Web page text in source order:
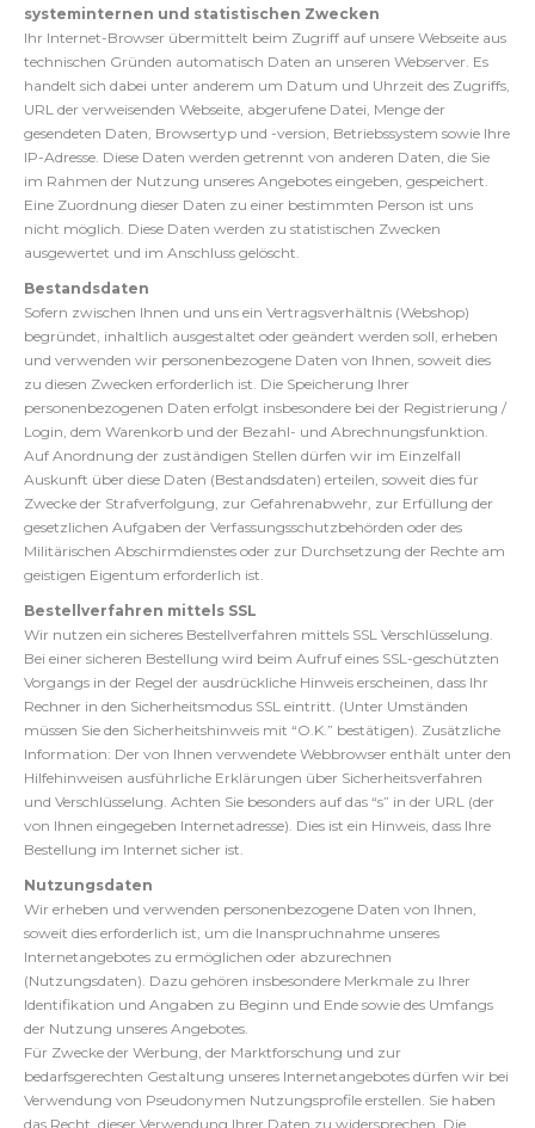
systeminternen und statistischen Zwecken
Ihr Internet-Browser übermittelt beim Zugriff auf unsere Webseite aus
technischen Gründen automatisch Daten an unseren Webserver. Es
handelt sich dabei unter anderem um Datum und Uhrzeit des Zugriffs,
URL der verweisenden Webseite, abgerufene Datei, Menge der
gesendeten Daten, Browsertyp und -version, Betriebssystem sowie Ihre
IP-Adresse. Diese Daten werden getrennt von anderen Daten, die Sie
im Rahmen der Nutzung unseres Angebotes eingeben, gespeichert.
Eine Zuordnung dieser Daten zu einer bestimmten Person ist uns
nicht möglich. Diese Daten werden zu statistischen Zwecken
ausgewertet und im Anschluss gelöscht.
Bestandsdaten
Sofern zwischen Ihnen und uns ein Vertragsverhältnis (Webshop)
begründet, inhaltlich ausgestaltet oder geändert werden soll, erheben
und verwenden wir personenbezogene Daten von Ihnen, soweit dies
zu diesen Zwecken erforderlich ist. Die Speicherung Ihrer
personenbezogenen Daten erfolgt insbesondere bei der Registrierung /
Login, dem Warenkorb und der Bezahl- und Abrechnungsfunktion.
Auf Anordnung der zuständigen Stellen dürfen wir im Einzelfall
Auskunft über diese Daten (Bestandsdaten) erteilen, soweit dies für
Zwecke der Strafverfolgung, zur Gefahrenabwehr, zur Erfüllung der
gesetzlichen Aufgaben der Verfassungsschutzbehörden oder des
Militärischen Abschirmdienstes oder zur Durchsetzung der Rechte am
geistigen Eigentum erforderlich ist.
Bestellverfahren mittels SSL
Wir nutzen ein sicheres Bestellverfahren mittels SSL Verschlüsselung.
Bei einer sicheren Bestellung wird beim Aufruf eines SSL-geschützten
Vorgangs in der Regel der ausdrückliche Hinweis erscheinen, dass Ihr
Rechner in den Sicherheitsmodus SSL eintritt. (Unter Umständen
müssen Sie den Sicherheitshinweis mit “O.K.” bestätigen). Zusätzliche
Information: Der von Ihnen verwendete Webbrowser enthält unter den
Hilfehinweisen ausführliche Erklärungen über Sicherheitsverfahren
und Verschlüsselung. Achten Sie besonders auf das “s” in der URL (der
von Ihnen eingegeben Internetadresse). Dies ist ein Hinweis, dass Ihre
Bestellung im Internet sicher ist.
Nutzungsdaten
Wir erheben und verwenden personenbezogene Daten von Ihnen,
soweit dies erforderlich ist, um die Inanspruchnahme unseres
Internetangebotes zu ermöglichen oder abzurechnen
(Nutzungsdaten). Dazu gehören insbesondere Merkmale zu Ihrer
Identifikation und Angaben zu Beginn und Ende sowie des Umfangs
der Nutzung unseres Angebotes.
Für Zwecke der Werbung, der Marktforschung und zur
bedarfsgerechten Gestaltung unseres Internetangebotes dürfen wir bei
Verwendung von Pseudonymen Nutzungsprofile erstellen. Sie haben
das Recht, dieser Verwendung Ihrer Daten zu widersprechen. Die